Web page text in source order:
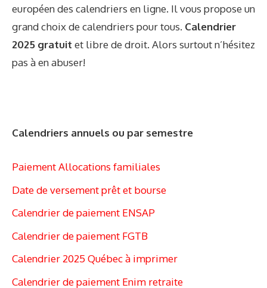
européen des calendriers en ligne. Il vous propose un
grand choix de calendriers pour tous. Calendrier
2025 gratuit et libre de droit. Alors surtout n’hésitez
pas à en abuser!
Calendriers annuels ou par semestre
Paiement Allocations familiales
Date de versement prêt et bourse
Calendrier de paiement ENSAP
Calendrier de paiement FGTB
Calendrier 2025 Québec à imprimer
Calendrier de paiement Enim retraite